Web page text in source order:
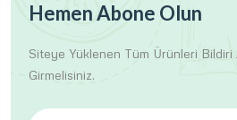
Hemen Abone Olun
Siteye Yüklenen Tüm Ürünleri Bildiri
Girmelisiniz.